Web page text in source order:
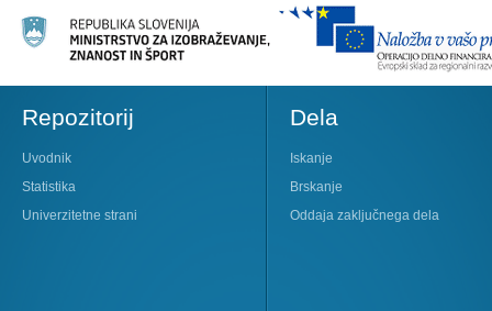
Repozitorij
Uvodnik
Statistika
Univerzitetne strani
Dela
Iskanje
Brskanje
Oddaja zaključnega dela